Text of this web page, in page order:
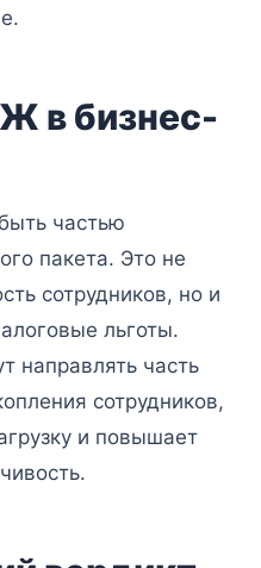
в бизнес-
частью
пакета. Это не
сотрудников, но и
льготы.
направлять часть
сотрудников,
и повышает